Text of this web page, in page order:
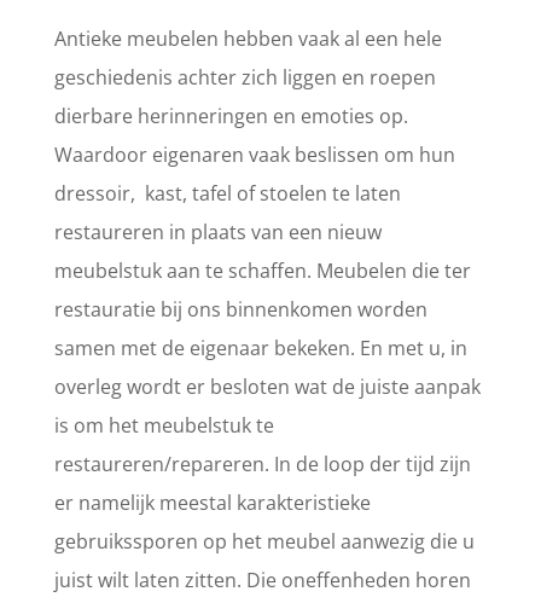
Antieke meubelen hebben vaak al een hele
geschiedenis achter zich liggen en roepen
dierbare herinneringen en emoties op.
Waardoor eigenaren vaak beslissen om hun
dressoir, kast, tafel of stoelen te laten
restaureren in plaats van een nieuw
meubelstuk aan te schaffen. Meubelen die ter
restauratie bij ons binnenkomen worden
samen met de eigenaar bekeken. En met u, in
overleg wordt er besloten wat de juiste aanpak
is om het meubelstuk te
restaureren/repareren. In de loop der tijd zijn
er namelijk meestal karakteristieke
gebruikssporen op het meubel aanwezig die u
juist wilt laten zitten. Die oneffenheden horen